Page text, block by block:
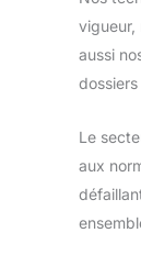
vigueur,
aussi
dossiers
Le
aux